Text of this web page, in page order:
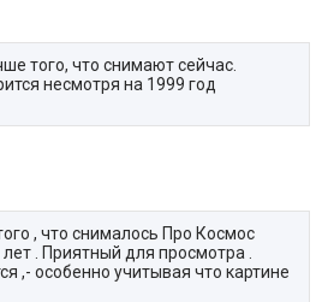
того, что снимают сейчас.
несмотря на 1999 год
, что снималось Про Космос
. Приятный для просмотра .
,- особенно учитывая что картине